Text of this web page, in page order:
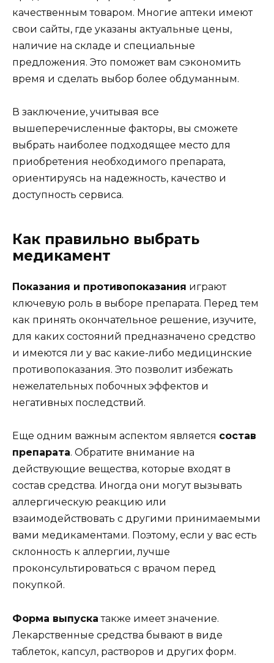
качественным товаром. Многие аптеки имеют
свои сайты, где указаны актуальные цены,
наличие на складе и специальные
предложения. Это поможет вам сэкономить
время и сделать выбор более обдуманным.
В заключение, учитывая все
вышеперечисленные факторы, вы сможете
выбрать наиболее подходящее место для
приобретения необходимого препарата,
ориентируясь на надежность, качество и
доступность сервиса.
Как правильно выбрать
медикамент
Показания и противопоказания играют
ключевую роль в выборе препарата. Перед тем
как принять окончательное решение, изучите,
для каких состояний предназначено средство
и имеются ли у вас какие-либо медицинские
противопоказания. Это позволит избежать
нежелательных побочных эффектов и
негативных последствий.
Еще одним важным аспектом является состав
препарата. Обратите внимание на
действующие вещества, которые входят в
состав средства. Иногда они могут вызывать
аллергическую реакцию или
взаимодействовать с другими принимаемыми
вами медикаментами. Поэтому, если у вас есть
склонность к аллергии, лучше
проконсультироваться с врачом перед
покупкой.
Форма выпуска также имеет значение.
Лекарственные средства бывают в виде
таблеток, капсул, растворов и других форм.